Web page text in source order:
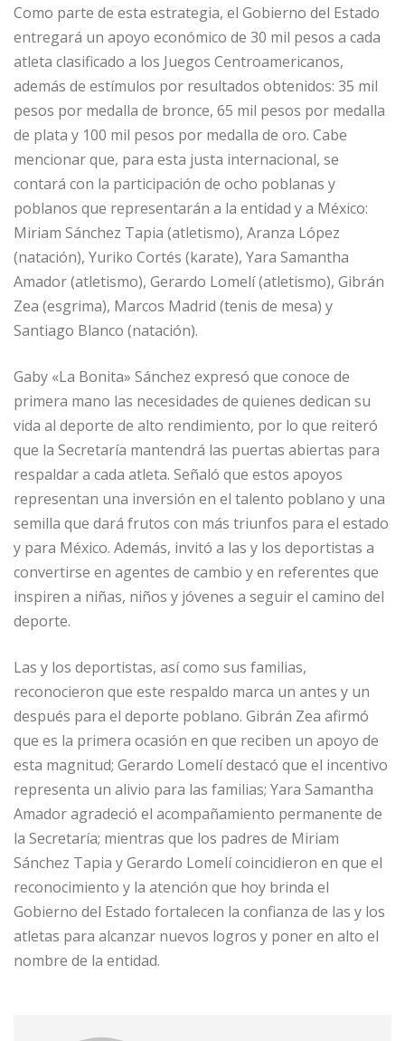
Como parte de esta estrategia, el Gobierno del Estado
entregará un apoyo económico de 30 mil pesos a cada
atleta clasificado a los Juegos Centroamericanos,
además de estímulos por resultados obtenidos: 35 mil
pesos por medalla de bronce, 65 mil pesos por medalla
de plata y 100 mil pesos por medalla de oro. Cabe
mencionar que, para esta justa internacional, se
contará con la participación de ocho poblanas y
poblanos que representarán a la entidad y a México:
Miriam Sánchez Tapia (atletismo), Aranza López
(natación), Yuriko Cortés (karate), Yara Samantha
Amador (atletismo), Gerardo Lomelí (atletismo), Gibrán
Zea (esgrima), Marcos Madrid (tenis de mesa) y
Santiago Blanco (natación).
Gaby «La Bonita» Sánchez expresó que conoce de
primera mano las necesidades de quienes dedican su
vida al deporte de alto rendimiento, por lo que reiteró
que la Secretaría mantendrá las puertas abiertas para
respaldar a cada atleta. Señaló que estos apoyos
representan una inversión en el talento poblano y una
semilla que dará frutos con más triunfos para el estado
y para México. Además, invitó a las y los deportistas a
convertirse en agentes de cambio y en referentes que
inspiren a niñas, niños y jóvenes a seguir el camino del
deporte.
Las y los deportistas, así como sus familias,
reconocieron que este respaldo marca un antes y un
después para el deporte poblano. Gibrán Zea afirmó
que es la primera ocasión en que reciben un apoyo de
esta magnitud; Gerardo Lomelí destacó que el incentivo
representa un alivio para las familias; Yara Samantha
Amador agradeció el acompañamiento permanente de
la Secretaría; mientras que los padres de Miriam
Sánchez Tapia y Gerardo Lomelí coincidieron en que el
reconocimiento y la atención que hoy brinda el
Gobierno del Estado fortalecen la confianza de las y los
atletas para alcanzar nuevos logros y poner en alto el
nombre de la entidad.